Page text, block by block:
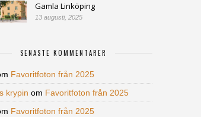
Gamla Linköping
13 augusti, 2025
SENASTE KOMMENTARER
Favoritfoton från 2025
krypin om Favoritfoton från 2025
Favoritfoton från 2025